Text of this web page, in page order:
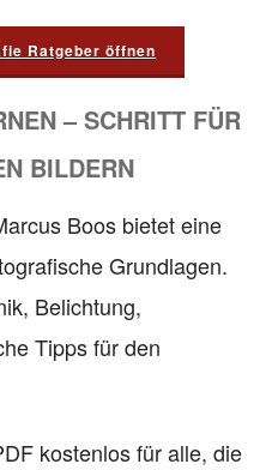
Ratgeber öffnen
– SCHRITT FÜR
BILDERN
Boos bietet eine
Grundlagen.
Belichtung,
Tipps für den
kostenlos für alle, die